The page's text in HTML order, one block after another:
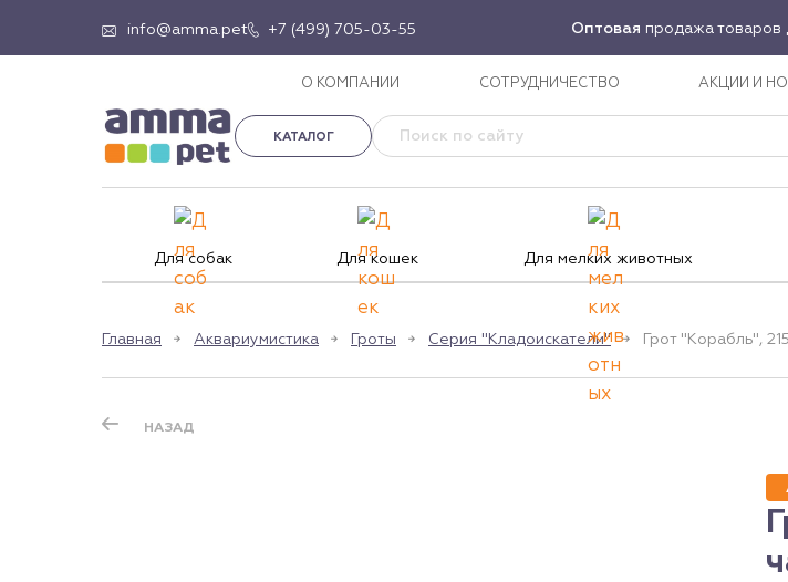
info@amma.pet +7 (499) 705-03-55 Оптовая продажа товаров
О КОМПАНИИ СОТРУДНИЧЕСТВО АКЦИИ И
КАТАЛОГ
Для собак Для кошек Для мелких животных
Главная Аквариумистика Гроты Серия "Кладоискатели" Грот "Корабль",
НАЗАД